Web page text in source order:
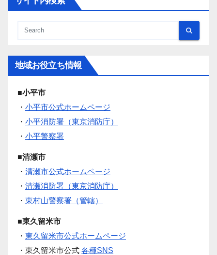
地域お役立ち情報
■小平市
・ 小平市公式ホームページ
・ 小平消防署（東京消防庁）
・ 小平警察署
■清瀬市
・ 清瀬市公式ホームページ
・ 清瀬消防署（東京消防庁）
・ 東村山警察署（管轄）
■東久留米市
・ 東久留米市公式ホームページ
・東久留米市公式 各種SNS